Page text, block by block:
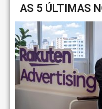
AS 5 ÚLTIMAS